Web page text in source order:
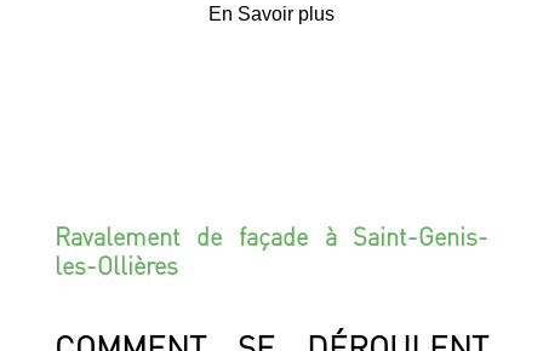
En Savoir plus
Ravalement de façade à Saint-Genis-
les-Ollières